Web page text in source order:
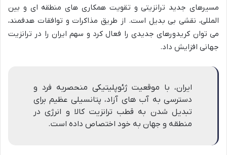
مسیرهای جدید ترانزیتی و تقویت همکاری های منطقه ای و بین
المللی، نقشی بی بدیل است. از طریق مذاکرات و توافقات هدفمند،
می توان کریدورهای جدیدی را فعال کرد و سهم ایران را در ترانزیت
جهانی افزایش داد.
ایران، با موقعیت ژئوپلیتیکی منحصربه فرد و
دسترسی به آب های آزاد، پتانسیلی عظیم برای
تبدیل شدن به قطب ترانزیت کالا و انرژی در
منطقه و جهان به خود اختصاص داده است.